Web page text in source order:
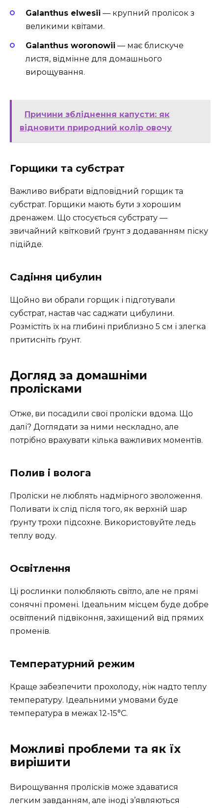
Galanthus elwesii — крупний пролісок з
великими квітами.
Galanthus woronowii — має блискуче
листя, відмінне для домашнього
вирощування.
Причини збліднення капусти: як
відновити природний колір овочу
Горщики та субстрат
Важливо вибрати відповідний горщик та
субстрат. Горщики мають бути з хорошим
дренажем. Що стосується субстрату —
звичайний квітковий ґрунт з додаванням піску
підійде.
Садіння цибулин
Щойно ви обрали горщик і підготували
субстрат, настав час саджати цибулини.
Розмістіть їх на глибині приблизно 5 см і злегка
притисніть ґрунт.
Догляд за домашніми
пролісками
Отже, ви посадили свої проліски вдома. Що
далі? Доглядати за ними нескладно, але
потрібно врахувати кілька важливих моментів.
Полив і волога
Проліски не люблять надмірного зволоження.
Поливати їх слід після того, як верхній шар
ґрунту трохи підсохне. Використовуйте ледь
теплу воду.
Освітлення
Ці рослинки полюбляють світло, але не прямі
сонячні промені. Ідеальним місцем буде добре
освітлений підвіконня, захищений від прямих
променів.
Температурний режим
Краще забезпечити прохолоду, ніж надто теплу
температуру. Ідеальними умовами буде
температура в межах 12-15°C.
Можливі проблеми та як їх
вирішити
Вирощування пролісків може здаватися
легким завданням, але іноді з’являються